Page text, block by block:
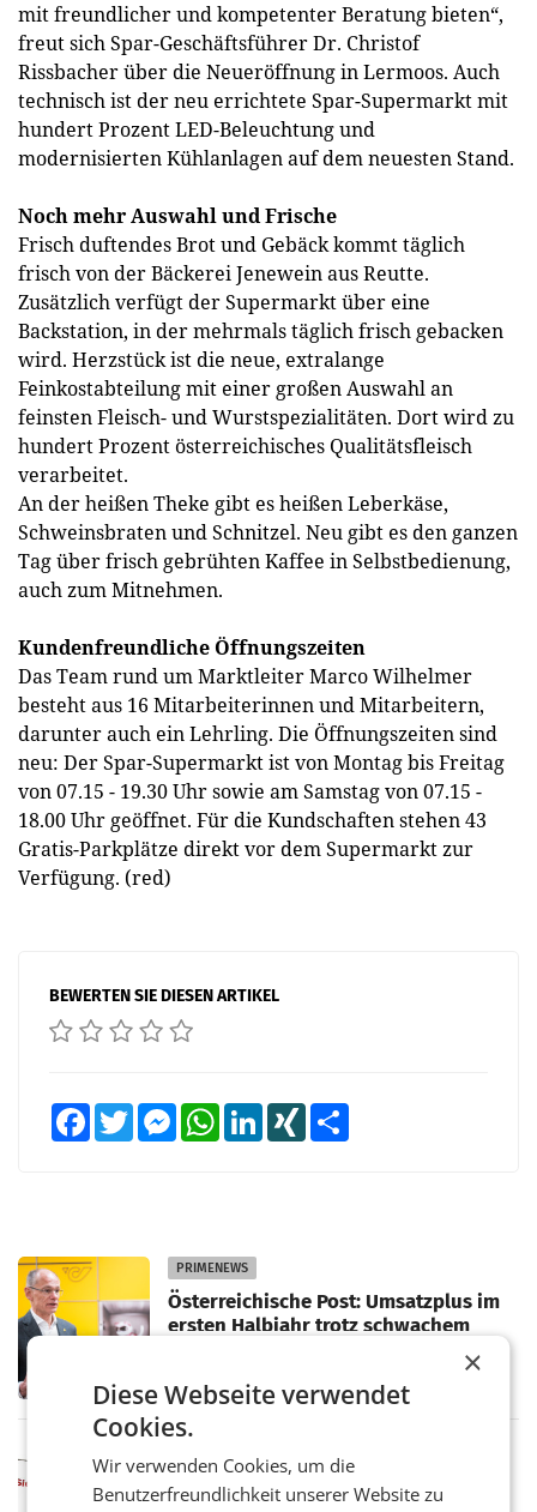
mit freundlicher und kompetenter Beratung bieten“,
freut sich Spar-Geschäftsführer Dr. Christof
Rissbacher über die Neueröffnung in Lermoos. Auch
technisch ist der neu errichtete Spar-Supermarkt mit
hundert Prozent LED-Beleuchtung und
modernisierten Kühlanlagen auf dem neuesten Stand.
Noch mehr Auswahl und Frische
Frisch duftendes Brot und Gebäck kommt täglich
frisch von der Bäckerei Jenewein aus Reutte.
Zusätzlich verfügt der Supermarkt über eine
Backstation, in der mehrmals täglich frisch gebacken
wird. Herzstück ist die neue, extralange
Feinkostabteilung mit einer großen Auswahl an
feinsten Fleisch- und Wurstspezialitäten. Dort wird zu
hundert Prozent österreichisches Qualitätsfleisch
verarbeitet.
An der heißen Theke gibt es heißen Leberkäse,
Schweinsbraten und Schnitzel. Neu gibt es den ganzen
Tag über frisch gebrühten Kaffee in Selbstbedienung,
auch zum Mitnehmen.
Kundenfreundliche Öffnungszeiten
Das Team rund um Marktleiter Marco Wilhelmer
besteht aus 16 Mitarbeiterinnen und Mitarbeitern,
darunter auch ein Lehrling. Die Öffnungszeiten sind
neu: Der Spar-Supermarkt ist von Montag bis Freitag
von 07.15 - 19.30 Uhr sowie am Samstag von 07.15 -
18.00 Uhr geöffnet. Für die Kundschaften stehen 43
Gratis-Parkplätze direkt vor dem Supermarkt zur
Verfügung. (red)
BEWERTEN SIE DIESEN ARTIKEL
FacebookTwitter MessengerWhatsAppLinkedInXING
PRIMENEWS
Österreichische Post: Umsatzplus im
ersten Halbjahr trotz schwachem
WIEN Die Österreichische Post AG hat im
ersten Halbjahr 2026 einen Konzernumsatz
von 1.544,0 Mio. EUR erwirtschaftet, was
einem Plus von 3,8 Prozent gegenüber dem
Vergleichszeitraum
ProSiebenSat.1 spart und macht
überraschend viel Gewinn
×
Diese Webseite verwendet
Cookies.
Wir verwenden Cookies, um die
Benutzerfreundlichkeit unserer Website zu